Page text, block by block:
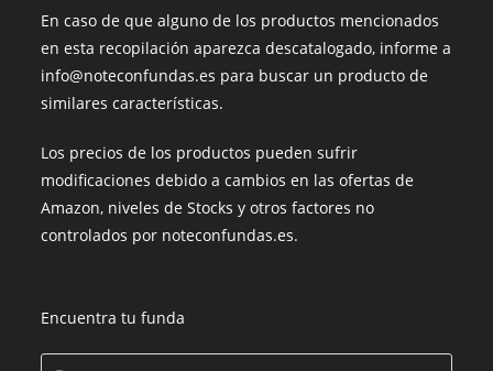
En caso de que alguno de los productos mencionados
en esta recopilación aparezca descatalogado, informe a
info@noteconfundas.es para buscar un producto de
similares características.
Los precios de los productos pueden sufrir
modificaciones debido a cambios en las ofertas de
Amazon, niveles de Stocks y otros factores no
controlados por noteconfundas.es.
Encuentra tu funda